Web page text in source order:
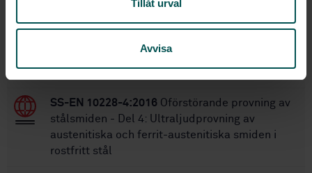
Tillåt urval
Avvisa
illustrationer (ISO 17659:2002)
SS-EN 10228-4:2016 Oförstörande provning av
stålsmiden - Del 4: Ultraljudprovning av
austenitiska och ferrit-austenitiska smiden i
rostfritt stål